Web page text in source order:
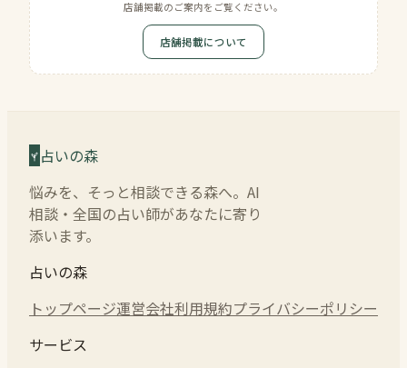
店舗掲載のご案内をご覧ください。
店舗掲載について
占いの森
悩みを、そっと相談できる森へ。AI
相談・全国の占い師があなたに寄り
添います。
占いの森
トップページ運営会社利用規約プライバシーポリシー
サービス